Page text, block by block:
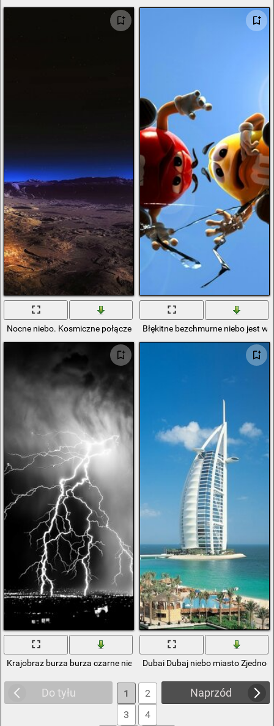
Nocne niebo. Kosmiczne połączenie dwóch planetBłękitne bezchmurne niebo jest
Krajobraz burza burza czarne niebo grzmotyDubai Dubaj niebo miasto
Do tyłu Naprzód
1
2
3
4